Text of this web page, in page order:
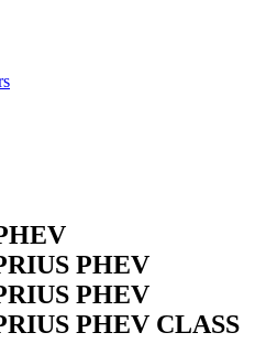
PHEV
PHEV
PHEV CLASS